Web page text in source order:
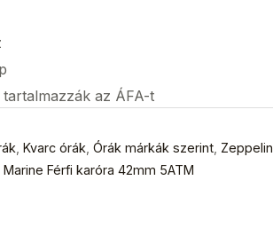
az ÁFA-t
Kvarc órák Órák márkák szerint Zeppelin
Férfi karóra 42mm 5ATM